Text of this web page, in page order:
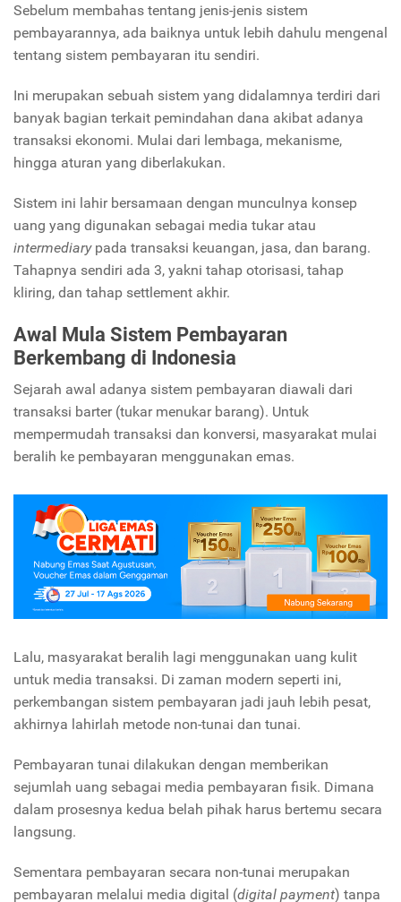
Sebelum membahas tentang jenis-jenis sistem
pembayarannya, ada baiknya untuk lebih dahulu mengenal
tentang sistem pembayaran itu sendiri.
Ini merupakan sebuah sistem yang didalamnya terdiri dari
banyak bagian terkait pemindahan dana akibat adanya
transaksi ekonomi. Mulai dari lembaga, mekanisme,
hingga aturan yang diberlakukan.
Sistem ini lahir bersamaan dengan munculnya konsep
uang yang digunakan sebagai media tukar atau
intermediarypada transaksi keuangan, jasa, dan barang.
Tahapnya sendiri ada 3, yakni tahap otorisasi, tahap
kliring, dan tahap settlement akhir.
Awal Mula Sistem Pembayaran
Berkembang di Indonesia
Sejarah awal adanya sistem pembayaran diawali dari
transaksi barter (tukar menukar barang). Untuk
mempermudah transaksi dan konversi, masyarakat mulai
beralih ke pembayaran menggunakan emas.
Lalu, masyarakat beralih lagi menggunakan uang kulit
untuk media transaksi. Di zaman modern seperti ini,
perkembangan sistem pembayaran jadi jauh lebih pesat,
akhirnya lahirlah metode non-tunai dan tunai.
Pembayaran tunai dilakukan dengan memberikan
sejumlah uang sebagai media pembayaran fisik. Dimana
dalam prosesnya kedua belah pihak harus bertemu secara
langsung.
Sementara pembayaran secara non-tunai merupakan
pembayaran melalui media digital (digital payment) tanpa